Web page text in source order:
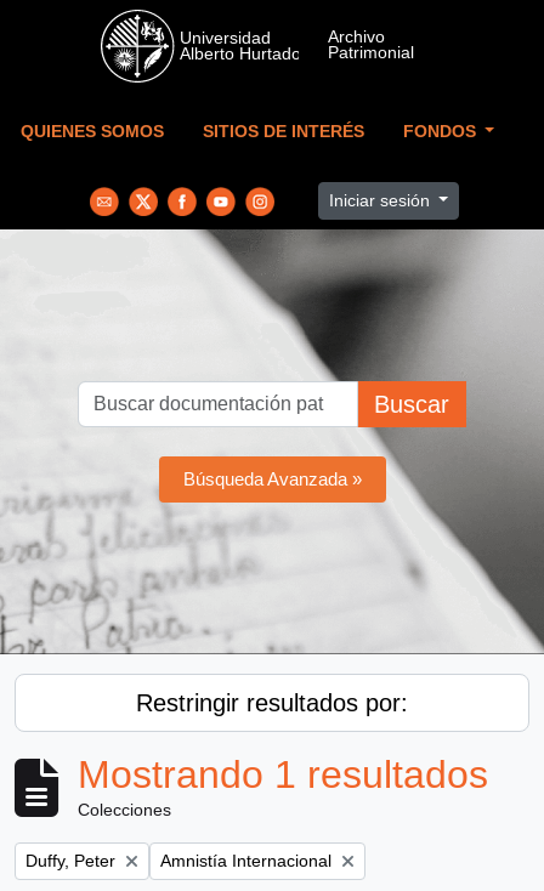
Skip to main content
QUIENES SOMOS SITIOS DE INTERÉS FONDOS
Iniciar sesión
Buscar
Búsqueda Avanzada »
Restringir resultados por:
Mostrando 1 resultados
Colecciones
Remove filter:
Duffy, Peter Remove filter:
Amnistía Internacional